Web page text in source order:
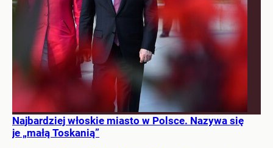
Najbardziej włoskie miasto w Polsce. Nazywa się
je „małą Toskanią”